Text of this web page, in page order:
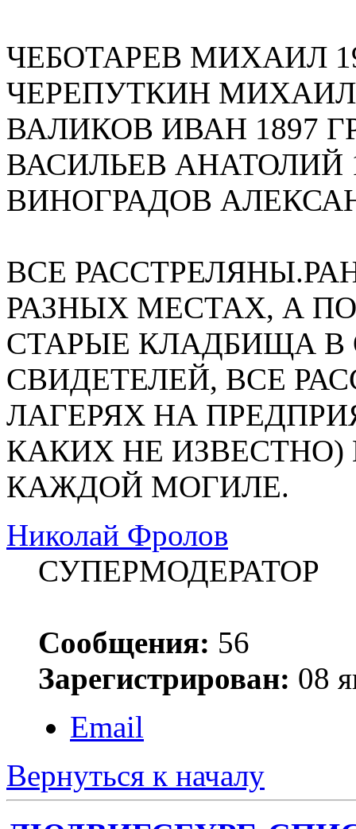
ЧЕБОТАРЕВ МИХАИЛ
ЧЕРЕПУТКИН МИХАИЛ
ВАЛИКОВ ИВАН 1897
ВАСИЛЬЕВ АНАТОЛИЙ
ВИНОГРАДОВ
ВСЕ
РАЗНЫХ МЕСТАХ, А
СТАРЫЕ КЛАДБИЩА
СВИДЕТЕЛЕЙ, ВСЕ
ЛАГЕРЯХ НА
КАКИХ НЕ
КАЖДОЙ МОГИЛЕ.
Николай Фролов
СУПЕРМОДЕРАТОР
Сообщения: 56
Зарегистрирован: 08
Email
Вернуться к началу